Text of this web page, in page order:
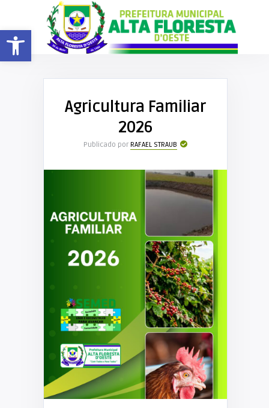
Barra de Ferramentas Aberta
Agricultura Familiar
2026
Publicado por RAFAEL STRAUB